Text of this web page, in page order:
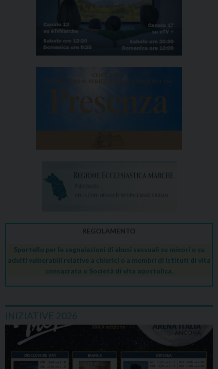
REGOLAMENTO
Sportello per le segnalazioni di abusi sessuali su minori o su
adulti vulnerabili relative a chierici o a membri di Istituti di vita
consacrata o Società di vita apostolica.
INIZIATIVE 2026